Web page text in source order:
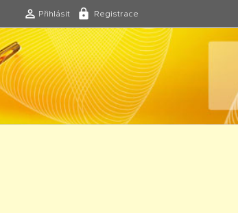
Přihlásit Registrace